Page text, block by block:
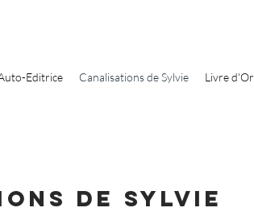
Editrice Canalisations de Sylvie Livre d'Or
de Sylvie